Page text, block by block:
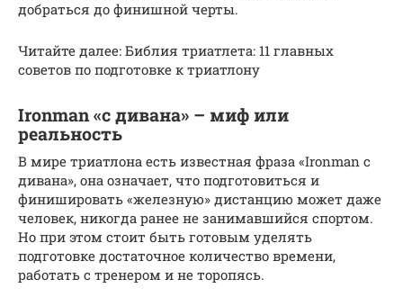
добраться до финишной черты.
Читайте далее: Библия триатлета: 11 главных
советов по подготовке к триатлону
Ironman «с дивана» – миф или
реальность
В мире триатлона есть известная фраза «Ironman с
дивана», она означает, что подготовиться и
финишировать «железную» дистанцию может даже
человек, никогда ранее не занимавшийся спортом.
Но при этом стоит быть готовым уделять
подготовке достаточное количество времени,
работать с тренером и не торопясь.